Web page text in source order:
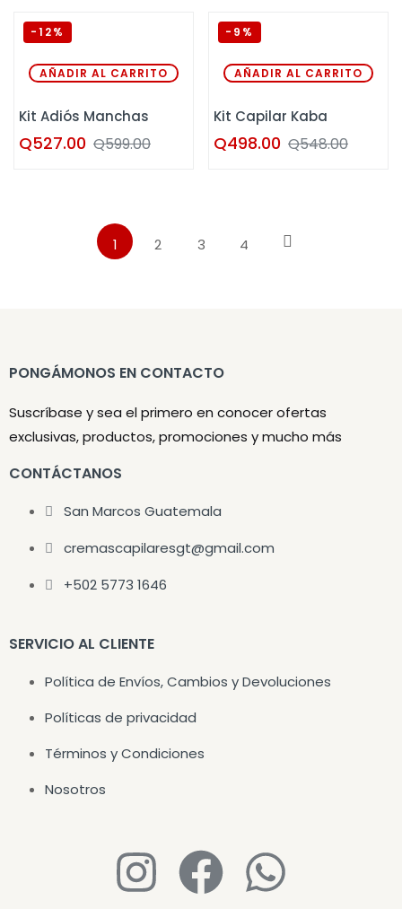
AÑADIR AL CARRITO
-12%
Kit Adiós Manchas
Q527.00 Q599.00
AÑADIR AL CARRITO
-9%
Kit Capilar Kaba
Q498.00 Q548.00
1 2 3 4
PONGÁMONOS EN CONTACTO
Suscríbase y sea el primero en conocer ofertas
exclusivas, productos, promociones y mucho más
CONTÁCTANOS
San Marcos Guatemala
cremascapilaresgt@gmail.com
+502 5773 1646
SERVICIO AL CLIENTE
Política de Envíos, Cambios y Devoluciones
Políticas de privacidad
Términos y Condiciones
Nosotros